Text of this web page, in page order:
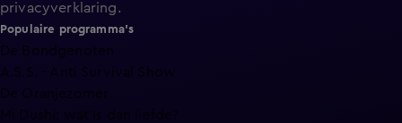
privacyverklaring.
Populaire programma's
De Bondgenoten
A.S.S. - Anti Survival Show
De Oranjezomer
Mi Dushi: wat is dan liefde?